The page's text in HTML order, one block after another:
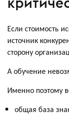
Если стоимость
источник
сторону
А обучение
Именно поэтому
общая база